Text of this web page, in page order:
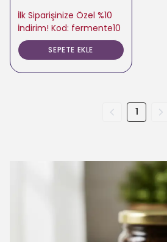
İlk Siparişinize Özel %10
İndirim! Kod: fermente10
SEPETE EKLE
1